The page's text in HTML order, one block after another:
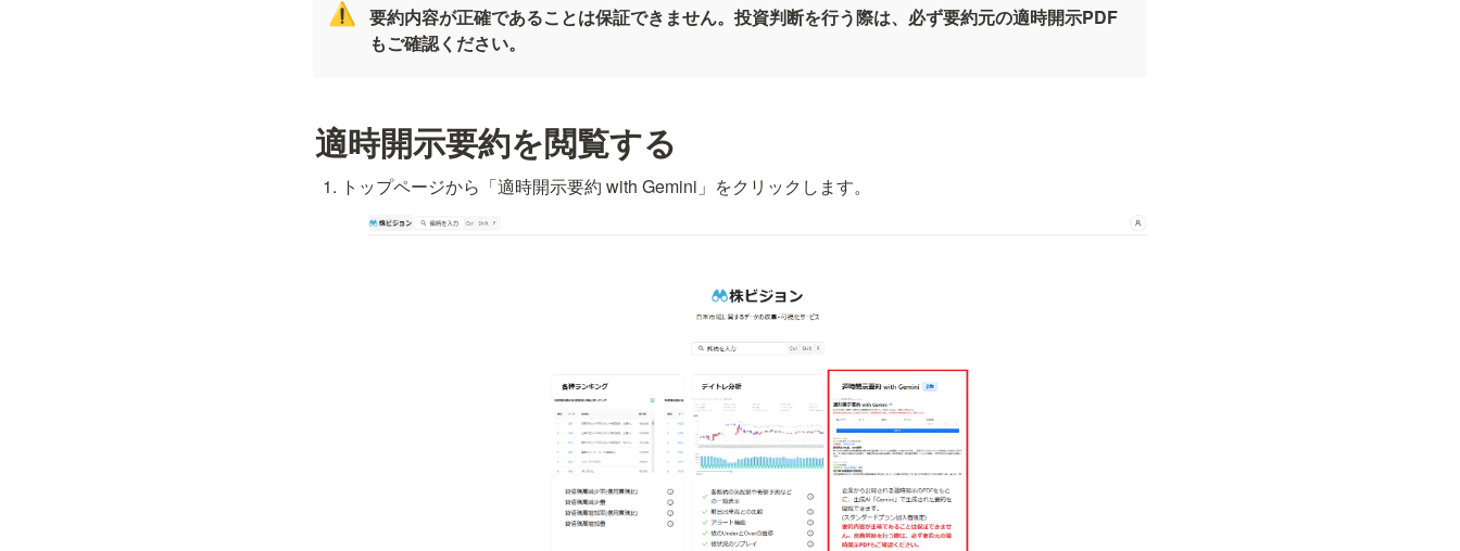
⚠️
要約内容が正確であることは保証できません。投資判断を行う際は、必ず要約元の適時開示PDF
もご確認ください。
適時開示要約を閲覧する
トップページから「適時開示要約 with Gemini」をクリックします。